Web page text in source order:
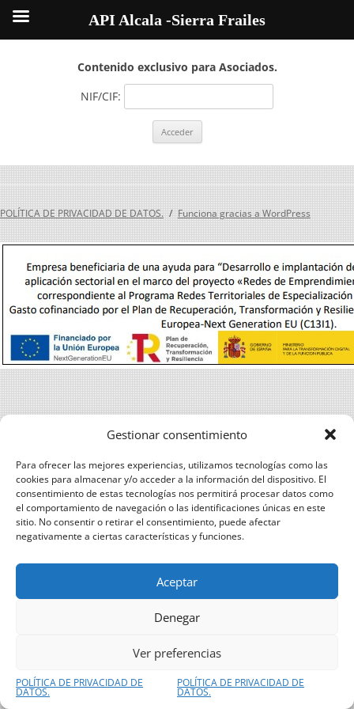
Gestionar consentimiento
Para ofrecer las mejores experiencias, utilizamos tecnologías como las
cookies para almacenar y/o acceder a la información del dispositivo. El
consentimiento de estas tecnologías nos permitirá procesar datos como
el comportamiento de navegación o las identificaciones únicas en este
sitio. No consentir o retirar el consentimiento, puede afectar
negativamente a ciertas características y funciones.
Aceptar
Denegar
Ver preferencias
POLÍTICA DE PRIVACIDAD DE
DATOS.
POLÍTICA DE PRIVACIDAD DE
DATOS.
Contenido exclusivo para Asociados.
NIF/CIF:
POLÍTICA DE PRIVACIDAD DE DATOS. Funciona gracias a WordPress
API Alcala -Sierra Frailes